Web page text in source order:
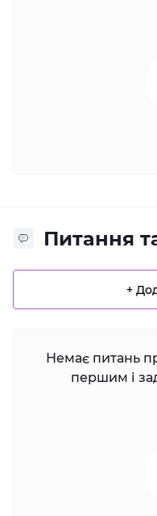
Питання
+
Немає питань
першим і